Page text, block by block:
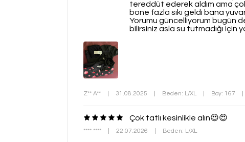
tereddüt ederek aldım ama
bone fazla sıkı geldi bana
Yorumu güncelliyorum bugün
bilirsiniz asla su tutmadığı için
Z** A** 31.08.2025 Beden: L/XL Boy: 167
Çok tatlı kesinlikle alın😍😍
**** **** 22.07.2026 Beden: L/XL